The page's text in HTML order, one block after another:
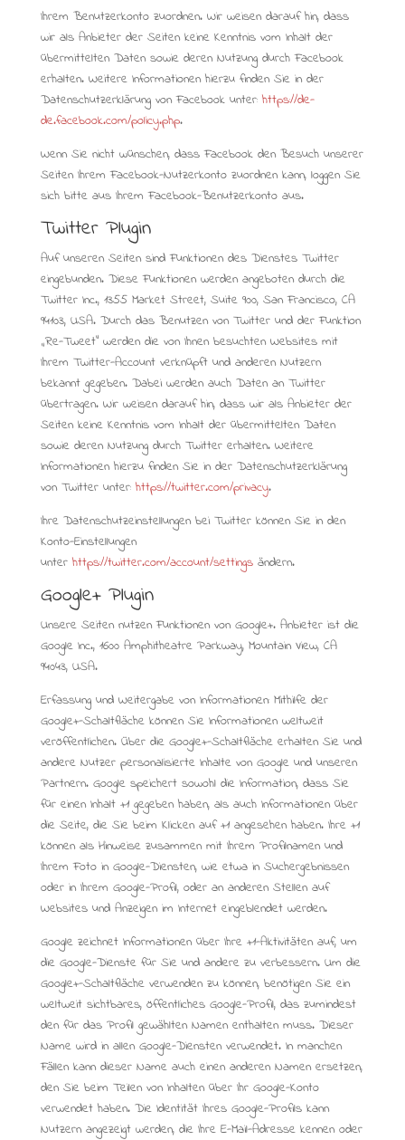
Ihrem Benutzerkonto zuordnen. Wir weisen darauf hin, dass
wir als Anbieter der Seiten keine Kenntnis vom Inhalt der
übermittelten Daten sowie deren Nutzung durch Facebook
erhalten. Weitere Informationen hierzu finden Sie in der
Datenschutzerklärung von Facebook unter: https://de-
de.facebook.com/policy.php.
Wenn Sie nicht wünschen, dass Facebook den Besuch unserer
Seiten Ihrem Facebook-Nutzerkonto zuordnen kann, loggen Sie
sich bitte aus Ihrem Facebook-Benutzerkonto aus.
Twitter Plugin
Auf unseren Seiten sind Funktionen des Dienstes Twitter
eingebunden. Diese Funktionen werden angeboten durch die
Twitter Inc., 1355 Market Street, Suite 900, San Francisco, CA
94103, USA. Durch das Benutzen von Twitter und der Funktion
„Re-Tweet“ werden die von Ihnen besuchten Websites mit
Ihrem Twitter-Account verknüpft und anderen Nutzern
bekannt gegeben. Dabei werden auch Daten an Twitter
übertragen. Wir weisen darauf hin, dass wir als Anbieter der
Seiten keine Kenntnis vom Inhalt der übermittelten Daten
sowie deren Nutzung durch Twitter erhalten. Weitere
Informationen hierzu finden Sie in der Datenschutzerklärung
von Twitter unter: https://twitter.com/privacy.
Ihre Datenschutzeinstellungen bei Twitter können Sie in den
Konto-Einstellungen
unter https://twitter.com/account/settingsändern.
Google+ Plugin
Unsere Seiten nutzen Funktionen von Google+. Anbieter ist die
Google Inc., 1600 Amphitheatre Parkway, Mountain View, CA
94043, USA.
Erfassung und Weitergabe von Informationen: Mithilfe der
Google+-Schaltfläche können Sie Informationen weltweit
veröffentlichen. Über die Google+-Schaltfläche erhalten Sie und
andere Nutzer personalisierte Inhalte von Google und unseren
Partnern. Google speichert sowohl die Information, dass Sie
für einen Inhalt +1 gegeben haben, als auch Informationen über
die Seite, die Sie beim Klicken auf +1 angesehen haben. Ihre +1
können als Hinweise zusammen mit Ihrem Profilnamen und
Ihrem Foto in Google-Diensten, wie etwa in Suchergebnissen
oder in Ihrem Google-Profil, oder an anderen Stellen auf
Websites und Anzeigen im Internet eingeblendet werden.
Google zeichnet Informationen über Ihre +1-Aktivitäten auf, um
die Google-Dienste für Sie und andere zu verbessern. Um die
Google+-Schaltfläche verwenden zu können, benötigen Sie ein
weltweit sichtbares, öffentliches Google-Profil, das zumindest
den für das Profil gewählten Namen enthalten muss. Dieser
Name wird in allen Google-Diensten verwendet. In manchen
Fällen kann dieser Name auch einen anderen Namen ersetzen,
den Sie beim Teilen von Inhalten über Ihr Google-Konto
verwendet haben. Die Identität Ihres Google-Profils kann
Nutzern angezeigt werden, die Ihre E-Mail-Adresse kennen oder